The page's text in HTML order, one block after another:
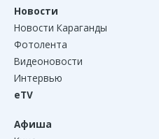
Новости
Новости Караганды
Фотолента
Видеоновости
Интервью
eTV
Афиша